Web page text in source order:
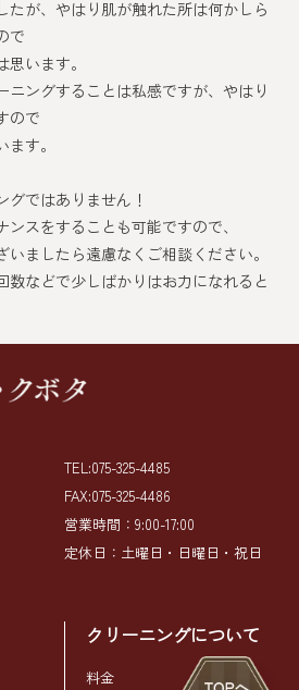
たが、やはり肌が触れた所は何かしら
で
います。
ニングすることは私感ですが、やはり
ので
す。
グではありません！
スをすることも可能ですので、
ましたら遠慮なくご相談ください。
数などで少しばかりはお力になれると
TEL:075-325-4485
FAX:075-325-4486
営業時間：9:00-17:00
定休日：土曜日・日曜日・祝日
クリーニングについて
料金